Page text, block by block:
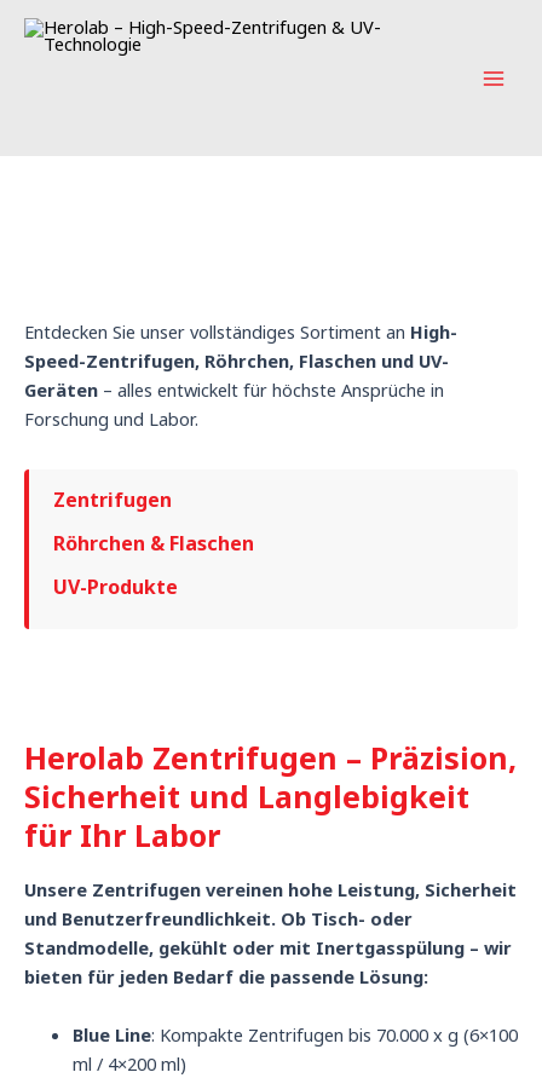
Zum
Inhalt
Entdecken Sie unser vollständiges Sortiment an High-
Speed-Zentrifugen, Röhrchen, Flaschen und UV-
Geräten – alles entwickelt für höchste Ansprüche in
Forschung und Labor.
Zentrifugen
Röhrchen & Flaschen
UV-Produkte
Herolab Zentrifugen – Präzision,
Sicherheit und Langlebigkeit
für Ihr Labor
Unsere Zentrifugen vereinen hohe Leistung, Sicherheit
und Benutzerfreundlichkeit. Ob Tisch- oder
Standmodelle, gekühlt oder mit Inertgasspülung – wir
bieten für jeden Bedarf die passende Lösung:
Blue Line: Kompakte Zentrifugen bis 70.000 x g (6×100
ml / 4×200 ml)